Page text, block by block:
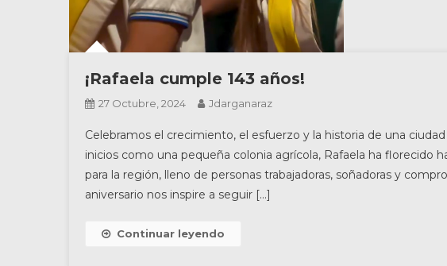
¡Rafaela cumple 143 años!
27 Octubre, 2024 Jdarganaraz
Celebramos el crecimiento, el esfuerzo y la historia de una
inicios como una pequeña colonia agrícola, Rafaela ha florecido
para la región, lleno de personas trabajadoras, soñadoras y
aniversario nos inspire a seguir […]
Continuar leyendo